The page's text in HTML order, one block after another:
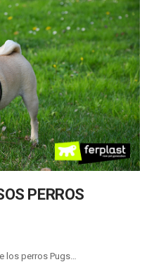
PERROS
los perros Pugs…